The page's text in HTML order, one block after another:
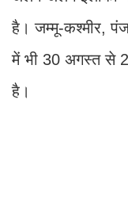
है। जम्मू-कश्मीर,
में भी 30 अगस्त से
है।